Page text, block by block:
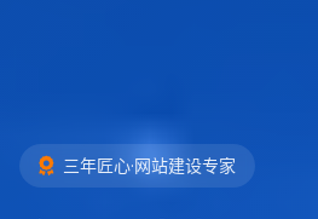
三年匠心·网站建设专家